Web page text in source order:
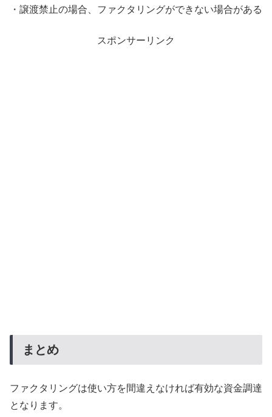
・譲渡禁止の場合、ファクタリングができない場合がある
スポンサーリンク
まとめ
ファクタリングは使い方を間違えなければ有効な資金調達
となります。